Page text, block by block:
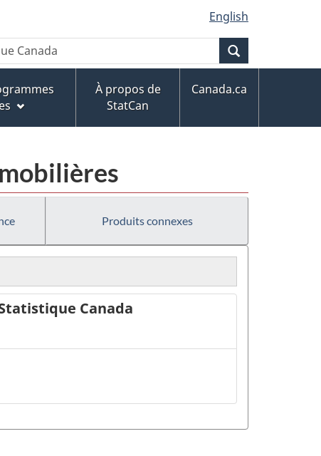
English
À propos de
StatCan
Canada.ca
Produits connexes
Canada